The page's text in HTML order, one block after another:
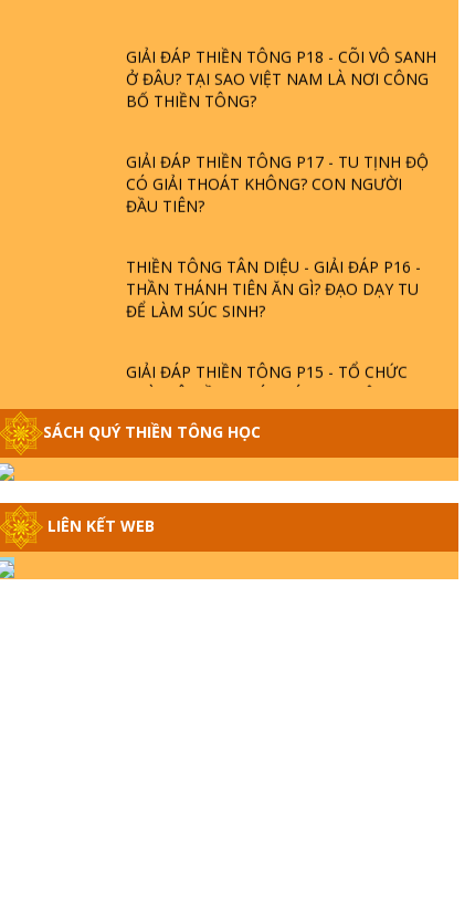
GIẢI ĐÁP THIỀN TÔNG P18 - CÕI VÔ SANH
Ở ĐÂU? TẠI SAO VIỆT NAM LÀ NƠI CÔNG
BỐ THIỀN TÔNG?
GIẢI ĐÁP THIỀN TÔNG P17 - TU TỊNH ĐỘ
CÓ GIẢI THOÁT KHÔNG? CON NGƯỜI
ĐẦU TIÊN?
THIỀN TÔNG TÂN DIỆU - GIẢI ĐÁP P16 -
THẦN THÁNH TIÊN ĂN GÌ? ĐẠO DẠY TU
ĐỂ LÀM SÚC SINH?
GIẢI ĐÁP THIỀN TÔNG P15 - TỔ CHỨC
LOÀI CÔ HỒN - GIÁO LÝ ĐẠO PHẬT KHI
GIẢI ĐÁP THIỀN TÔNG ĐẶC BIỆT - P14 -
NGUỒN GỐC ÂM LỊCH DƯƠNG LỊCH -
TẦNG BÌNH LƯU LỚN ĐẾN ĐÂU
SÁCH QUÝ THIỀN TÔNG HỌC
LIÊN KẾT WEB